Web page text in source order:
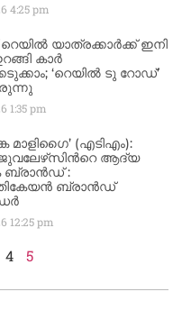
4:25 pm
യാത്രക്കാർക്ക് ഇനി
കാർ
‘റെയിൽ ടു റോഡ്’
1:35 pm
മാളിഗൈ’ (എടിഎം):
ആദ്യ
ബ്രാന്‍ഡ് :
ബ്രാന്‍ഡ്
12:25 pm
4 5